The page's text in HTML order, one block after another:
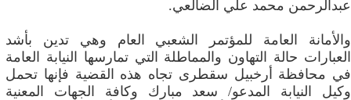
عبدالرحمن محمد علي الضالعي.
والأمانة العامة للمؤتمر الشعبي العام وهي تدين بأشد
العبارات حالة التهاون والمماطلة التي تمارسها النيابة العامة
في محافظة أرخبيل سقطرى تجاه هذه القضية فإنها تحمل
وكيل النيابة المدعو/ سعد مبارك وكافة الجهات المعنية